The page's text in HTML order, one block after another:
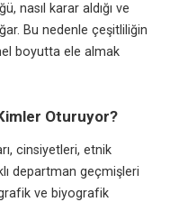
nasıl karar aldığı ve
Bu nedenle çeşitliliğin
boyutta ele almak
Oturuyor?
cinsiyetleri, etnik
departman geçmişleri
ve biyografik